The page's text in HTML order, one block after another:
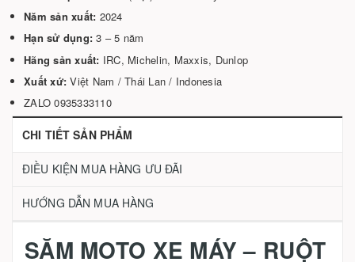
Năm sản xuất: 2024
Hạn sử dụng: 3 – 5 năm
Hãng sản xuất: IRC, Michelin, Maxxis, Dunlop
Xuất xứ: Việt Nam / Thái Lan / Indonesia
ZALO 0935333110
CHI TIẾT SẢN PHẨM
ĐIỀU KIỆN MUA HÀNG ƯU ĐÃI
HƯỚNG DẪN MUA HÀNG
SĂM MOTO XE MÁY – RUỘT